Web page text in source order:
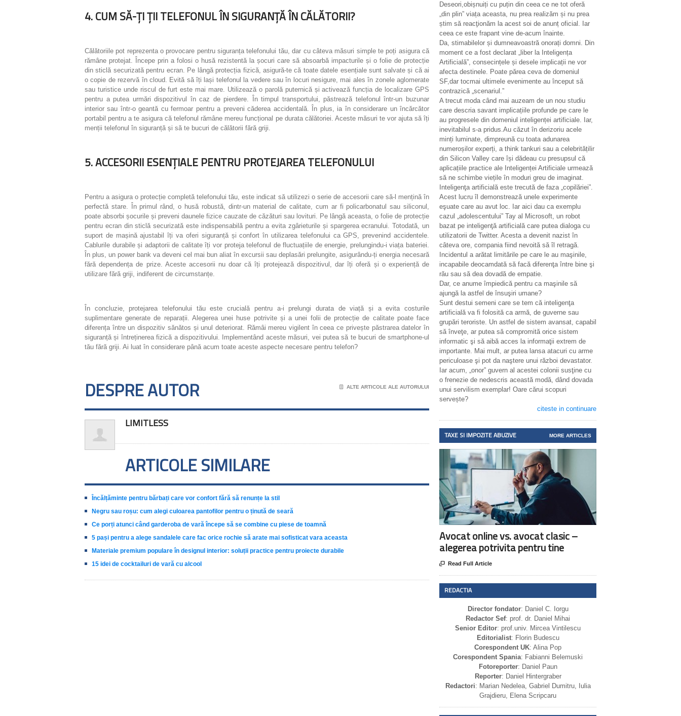
4. CUM SĂ-ȚI ȚII TELEFONUL ÎN SIGURANȚĂ ÎN CĂLĂTORII?
Călătoriile pot reprezenta o provocare pentru siguranța telefonului tău, dar cu câteva măsuri simple te poți asigura că
rămâne protejat. Începe prin a folosi o husă rezistentă la șocuri care să absoarbă impacturile și o folie de protecție
din sticlă securizată pentru ecran. Pe lângă protecția fizică, asigură-te că toate datele esențiale sunt salvate și că ai
o copie de rezervă în cloud. Evită să îți lași telefonul la vedere sau în locuri nesigure, mai ales în zonele aglomerate
sau turistice unde riscul de furt este mai mare. Utilizează o parolă puternică și activează funcția de localizare GPS
pentru a putea urmări dispozitivul în caz de pierdere. În timpul transportului, păstrează telefonul într-un buzunar
interior sau într-o geantă cu fermoar pentru a preveni căderea accidentală. În plus, ia în considerare un încărcător
portabil pentru a te asigura că telefonul rămâne mereu funcțional pe durata călătoriei. Aceste măsuri te vor ajuta să îți
menții telefonul în siguranță și să te bucuri de călătorii fără griji.
5. ACCESORII ESENȚIALE PENTRU PROTEJAREA TELEFONULUI
Pentru a asigura o protecție completă telefonului tău, este indicat să utilizezi o serie de accesorii care să-l mențină în
perfectă stare. În primul rând, o husă robustă, dintr-un material de calitate, cum ar fi policarbonatul sau siliconul,
poate absorbi șocurile și preveni daunele fizice cauzate de căzături sau lovituri. Pe lângă aceasta, o folie de protecție
pentru ecran din sticlă securizată este indispensabilă pentru a evita zgârieturile și spargerea ecranului. Totodată, un
suport de mașină ajustabil îți va oferi siguranță și confort în utilizarea telefonului ca GPS, prevenind accidentele.
Cablurile durabile și adaptorii de calitate îți vor proteja telefonul de fluctuațiile de energie, prelungindu-i viața bateriei.
În plus, un power bank va deveni cel mai bun aliat în excursii sau deplasări prelungite, asigurându-ți energia necesară
fără dependența de prize. Aceste accesorii nu doar că îți protejează dispozitivul, dar îți oferă și o experiență de
utilizare fără griji, indiferent de circumstanțe.
În concluzie, protejarea telefonului tău este crucială pentru a-i prelungi durata de viață și a evita costurile
suplimentare generate de reparații. Alegerea unei huse potrivite și a unei folii de protecție de calitate poate face
diferența între un dispozitiv sănătos și unul deteriorat. Rămâi mereu vigilent în ceea ce privește păstrarea datelor în
siguranță și întreținerea fizică a dispozitivului. Implementând aceste măsuri, vei putea să te bucuri de smartphone-ul
tău fără griji. Ai luat în considerare până acum toate aceste aspecte necesare pentru telefon?
DESPRE AUTOR 📄 ALTE ARTICOLE ALE AUTORULUI
LIMITLESS
ARTICOLE SIMILARE
Încălțăminte pentru bărbați care vor confort fără să renunțe la stil
Negru sau roșu: cum alegi culoarea pantofilor pentru o ținută de seară
Ce porți atunci când garderoba de vară începe să se combine cu piese de toamnă
5 pași pentru a alege sandalele care fac orice rochie să arate mai sofisticat vara aceasta
Materiale premium populare în designul interior: soluții practice pentru proiecte durabile
15 idei de cocktailuri de vară cu alcool
Deseori,obișnuiți cu puțin din ceea ce ne tot oferă
„din plin” viața aceasta, nu prea realizăm și nu prea
știm să reacţionăm la acest soi de anunț oficial. Iar
ceea ce este frapant vine de-acum înainte.
Da, stimabilelor și dumneavoastră onorați domni. Din
moment ce a fost declarat „liber la Inteligența
Artificială”, consecințele și desele implicații ne vor
afecta destinele. Poate părea ceva de domeniul
SF,dar tocmai ultimele evenimente au început să
contrazică „scenariul.”
A trecut moda când mai auzeam de un nou studiu
care descria savant implicațiile profunde pe care le
au progresele din domeniul inteligenței artificiale. Iar,
inevitabilul s-a pridus.Au căzut în derizoriu acele
minți luminate, dimpreună cu toata adunarea
numeroșilor experți, a think tankuri sau a celebritățilir
din Silicon Valley care își dădeau cu presupsul că
aplicațiile practice ale Inteligenței Artificiale urmează
să ne schimbe viețile în moduri greu de imaginat.
Inteligenţa artificială este trecută de faza „copilăriei”.
Acest lucru îl demonstrează unele experimente
eşuate care au avut loc. Iar aici dau ca exemplu
cazul „adolescentului” Tay al Microsoft, un robot
bazat pe inteligenţă artificială care putea dialoga cu
utilizatorii de Twitter. Acesta a devenit nazist în
câteva ore, compania fiind nevoită să îl retragă.
Incidentul a arătat limitările pe care le au maşinile,
incapabile deocamdată să facă diferenţa între bine şi
rău sau să dea dovadă de empatie.
Dar, ce anume împiedică pentru ca maşinile să
ajungă la astfel de însuşiri umane?
Sunt destui semeni care se tem că inteligenţa
artificială va fi folosită ca armă, de guverne sau
grupări teroriste. Un astfel de sistem avansat, capabil
să înveţe, ar putea să compromită orice sistem
informatic şi să aibă acces la informaţii extrem de
importante. Mai mult, ar putea lansa atacuri cu arme
periculoase şi pot da naştere unui război devastator.
Iar acum, „onor” guvern al acestei colonii susţine cu
o frenezie de nedescris această modă, dând dovada
unui servilism exemplar! Oare cărui scopuri
servește?
citeste in continuare
TAXE SI IMPOZITE ABUZIVE MORE ARTICLES
Avocat online vs. avocat clasic –
alegerea potrivita pentru tine
 Read Full Article
REDACTIA
Director fondator: Daniel C. Iorgu
Redactor Sef: prof. dr. Daniel Mihai
Senior Editor: prof.univ. Mircea Vintilescu
Editorialist: Florin Budescu
Corespondent UK: Alina Pop
Corespondent Spania: Fabianni Belemuski
Fotoreporter: Daniel Paun
Reporter: Daniel Hintergraber
Redactori: Marian Nedelea, Gabriel Dumitru, Iulia
Grajdieru, Elena Scripcaru